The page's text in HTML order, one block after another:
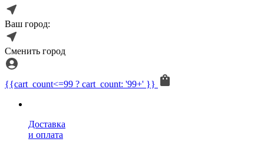
Ваш город:
Сменить город
{{cart_count<=99 ? cart_count: '99+' }}
Доставка
и оплата